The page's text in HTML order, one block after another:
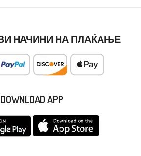
НАЧИНИ НА ПЛАЌАЊЕ
DOWNLOAD APP